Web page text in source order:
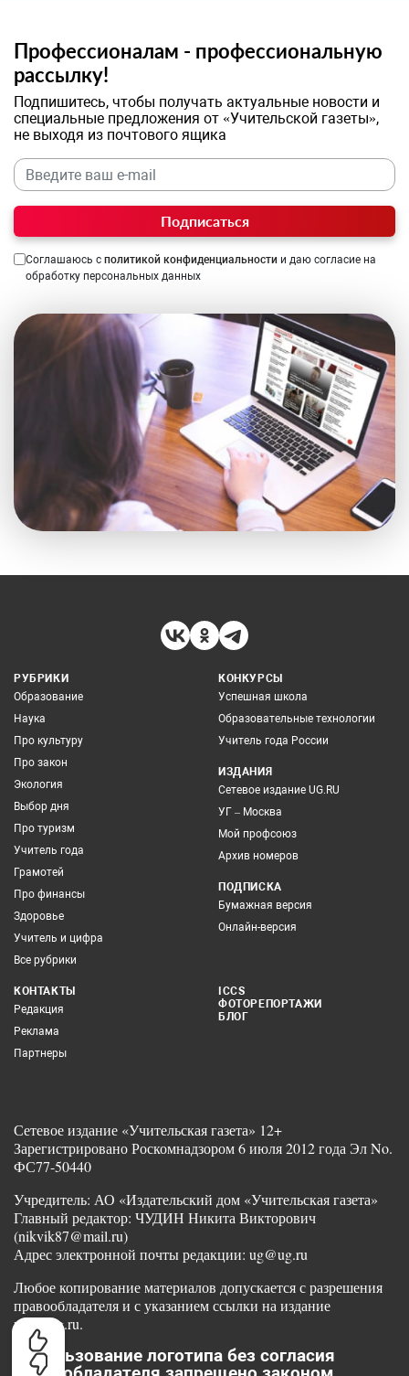
Профессионалам - профессиональную
рассылку!
Подпишитесь, чтобы получать актуальные новости и
специальные предложения от «Учительской газеты»,
не выходя из почтового ящика
Подписаться
Соглашаюсь с политикой конфиденциальности и даю согласие на
обработку персональных данных
РУБРИКИ
Образование
Наука
Про культуру
Про закон
Экология
Выбор дня
Про туризм
Учитель года
Грамотей
Про финансы
Здоровье
Учитель и цифра
Все рубрики
КОНКУРСЫ
Успешная школа
Образовательные технологии
Учитель года России
ИЗДАНИЯ
Сетевое издание UG.RU
УГ – Москва
Мой профсоюз
Архив номеров
ПОДПИСКА
Бумажная версия
Онлайн-версия
КОНТАКТЫ
Редакция
Реклама
Партнеры
ICCS
ФОТОРЕПОРТАЖИ
БЛОГ
Сетевое издание «Учительская газета» 12+
Зарегистрировано Роскомнадзором 6 июля 2012 года Эл No.
ФС77-50440
Учредитель: АО «Издательский дом «Учительская газета»
Главный редактор: ЧУДИН Никита Викторович
(nikvik87@mail.ru)
Адрес электронной почты редакции: ug@ug.ru
Любое копирование материалов допускается с разрешения
правообладателя и с указанием ссылки на издание
www.ug.ru.
Использование логотипа без согласия